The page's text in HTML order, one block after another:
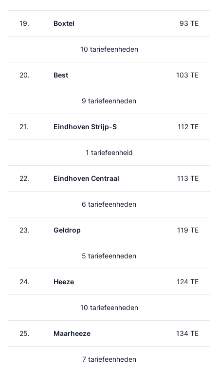
19. Boxtel 93 TE
10 tariefeenheden
20. Best 103 TE
9 tariefeenheden
21. Eindhoven Strijp-S 112 TE
1 tariefeenheid
22. Eindhoven Centraal 113 TE
6 tariefeenheden
23. Geldrop 119 TE
5 tariefeenheden
24. Heeze 124 TE
10 tariefeenheden
25. Maarheeze 134 TE
7 tariefeenheden